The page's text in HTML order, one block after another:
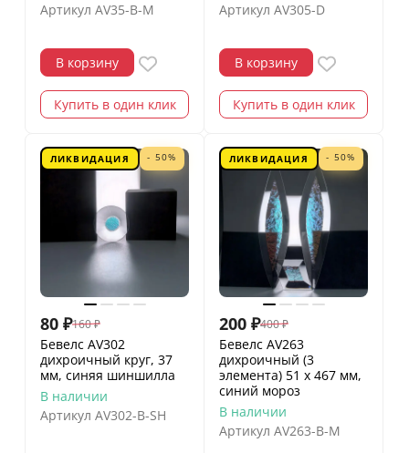
Артикул AV35-B-M
В корзину
Купить в один клик
Артикул AV305-D
В корзину
Купить в один клик
ЛИКВИДАЦИЯ - 50%
80 ₽160 ₽
Бевелс AV302
дихроичный круг, 37
мм, синяя шиншилла
В наличии
Артикул AV302-B-SH
ЛИКВИДАЦИЯ - 50%
200 ₽400 ₽
Бевелс AV263
дихроичный (3
элемента) 51 х 467 мм,
синий мороз
В наличии
Артикул AV263-B-M